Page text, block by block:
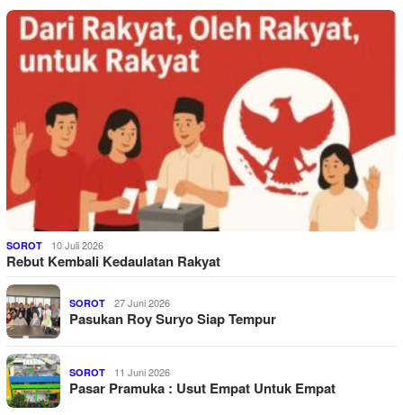
SOROT 10 Juli 2026
Rebut Kembali Kedaulatan Rakyat
SOROT 27 Juni 2026
Pasukan Roy Suryo Siap Tempur
SOROT 11 Juni 2026
Pasar Pramuka : Usut Empat Untuk Empat